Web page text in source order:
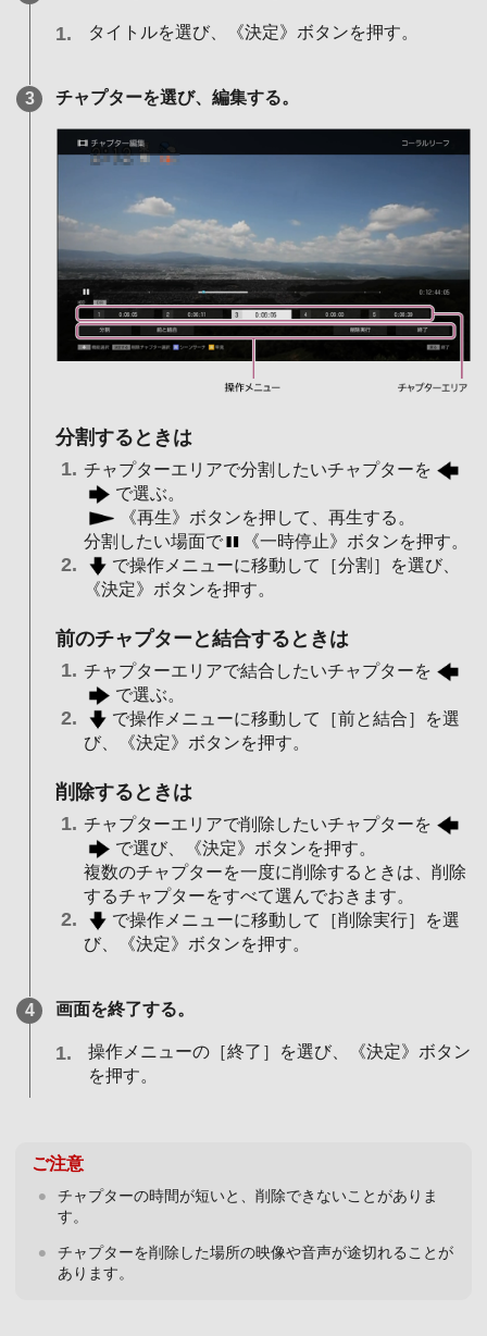
タイトルを選び、《決定》ボタンを押す。
チャプターを選び、編集する。
分割するときは
チャプターエリアで分割したいチャプターを
で選ぶ。
《再生》ボタンを押して、再生する。
分割したい場面で
《一時停止》ボタンを押す。
で操作メニューに移動して［分割］を選び、
《決定》ボタンを押す。
前のチャプターと結合するときは
チャプターエリアで結合したいチャプターを
で選ぶ。
で操作メニューに移動して［前と結合］を選
び、《決定》ボタンを押す。
削除するときは
チャプターエリアで削除したいチャプターを
で選び、《決定》ボタンを押す。
複数のチャプターを一度に削除するときは、削除
するチャプターをすべて選んでおきます。
で操作メニューに移動して［削除実行］を選
び、《決定》ボタンを押す。
画面を終了する。
操作メニューの［終了］を選び、《決定》ボタン
を押す。
ご注意
チャプターの時間が短いと、削除できないことがありま
す。
チャプターを削除した場所の映像や音声が途切れることが
あります。